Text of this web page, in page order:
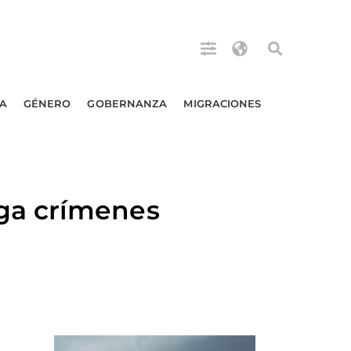
GÉNERO GOBERNANZA MIGRACIONES
crímenes